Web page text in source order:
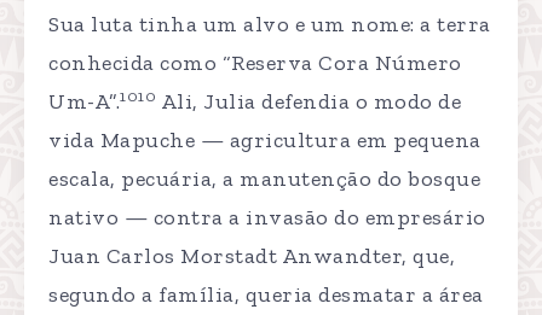
Sua luta tinha um alvo e um nome: a terra
conhecida como “Reserva Cora Número
Um-A”.1010 Ali, Julia defendia o modo de
vida Mapuche — agricultura em pequena
escala, pecuária, a manutenção do bosque
nativo — contra a invasão do empresário
Juan Carlos Morstadt Anwandter, que,
segundo a família, queria desmatar a área